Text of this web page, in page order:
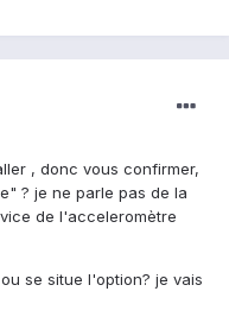
, donc vous confirmer,
? je ne parle pas de la
de l'acceleromètre
se situe l'option? je vais